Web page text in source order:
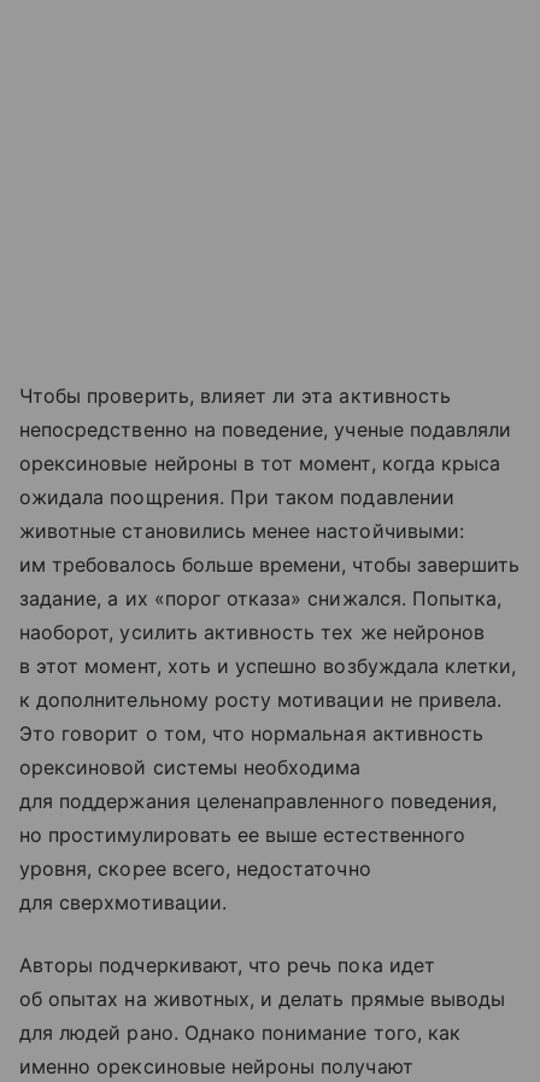
Чтобы проверить, влияет ли эта активность
непосредственно на поведение, ученые подавляли
орексиновые нейроны в тот момент, когда крыса
ожидала поощрения. При таком подавлении
животные становились менее настойчивыми:
им требовалось больше времени, чтобы завершить
задание, а их «порог отказа» снижался. Попытка,
наоборот, усилить активность тех же нейронов
в этот момент, хоть и успешно возбуждала клетки,
к дополнительному росту мотивации не привела.
Это говорит о том, что нормальная активность
орексиновой системы необходима
для поддержания целенаправленного поведения,
но простимулировать ее выше естественного
уровня, скорее всего, недостаточно
для сверхмотивации.
Авторы подчеркивают, что речь пока идет
об опытах на животных, и делать прямые выводы
для людей рано. Однако понимание того, как
именно орексиновые нейроны получают